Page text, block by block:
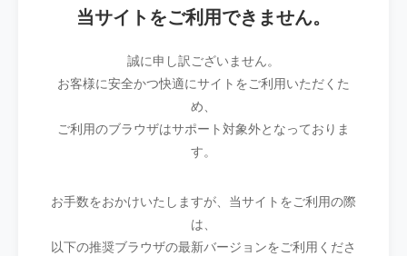
当サイトをご利用できません。
誠に申し訳ございません。
お客様に安全かつ快適にサイトをご利用いただくた
め、
ご利用のブラウザはサポート対象外となっておりま
す。
お手数をおかけいたしますが、当サイトをご利用の際
は、
以下の推奨ブラウザの最新バージョンをご利用くださ